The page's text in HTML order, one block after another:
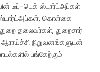
டீப்-டெக் ஸ்டார்ட்அப்கள்
ஸ்டார்ட்அப்கள், கொள்கை
தலைவர்கள், துறைசார்
நிறுவனங்களுடன்
பங்கேற்கும்